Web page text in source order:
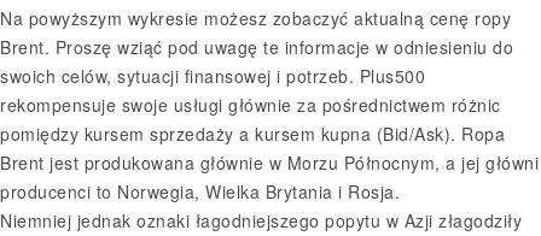
Na powyższym wykresie możesz zobaczyć aktualną cenę ropy
Brent. Proszę wziąć pod uwagę te informacje w odniesieniu do
swoich celów, sytuacji finansowej i potrzeb. Plus500
rekompensuje swoje usługi głównie za pośrednictwem różnic
pomiędzy kursem sprzedaży a kursem kupna (Bid/Ask). Ropa
Brent jest produkowana głównie w Morzu Północnym, a jej główni
producenci to Norwegia, Wielka Brytania i Rosja.
Niemniej jednak oznaki łagodniejszego popytu w Azji złagodziły